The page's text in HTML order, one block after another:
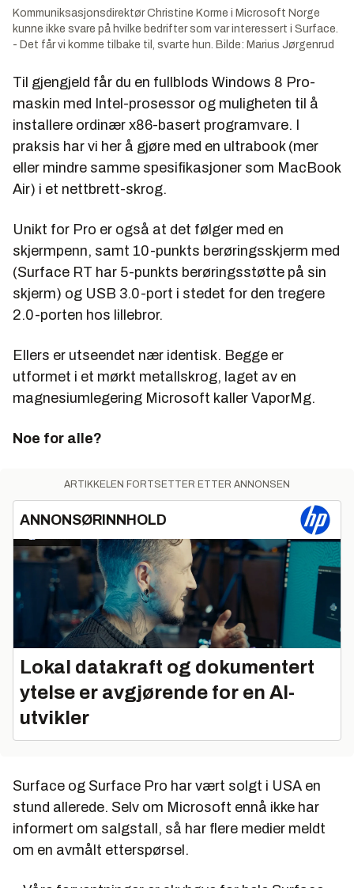
Kommuniksasjonsdirektør Christine Korme i Microsoft Norge
kunne ikke svare på hvilke bedrifter som var interessert i Surface.
- Det får vi komme tilbake til, svarte hun. Bilde: Marius Jørgenrud
Til gjengjeld får du en fullblods Windows 8 Pro-
maskin med Intel-prosessor og muligheten til å
installere ordinær x86-basert programvare. I
praksis har vi her å gjøre med en ultrabook (mer
eller mindre samme spesifikasjoner som MacBook
Air) i et nettbrett-skrog.
Unikt for Pro er også at det følger med en
skjermpenn, samt 10-punkts berøringsskjerm med
(Surface RT har 5-punkts berøringsstøtte på sin
skjerm) og USB 3.0-port i stedet for den tregere
2.0-porten hos lillebror.
Ellers er utseendet nær identisk. Begge er
utformet i et mørkt metallskrog, laget av en
magnesiumlegering Microsoft kaller VaporMg.
Noe for alle?
ARTIKKELEN FORTSETTER ETTER ANNONSEN
ANNONSØRINNHOLD
Lokal datakraft og dokumentert
ytelse er avgjørende for en AI-
utvikler
Surface og Surface Pro har vært solgt i USA en
stund allerede. Selv om Microsoft ennå ikke har
informert om salgstall, så har flere medier meldt
om en avmålt etterspørsel.